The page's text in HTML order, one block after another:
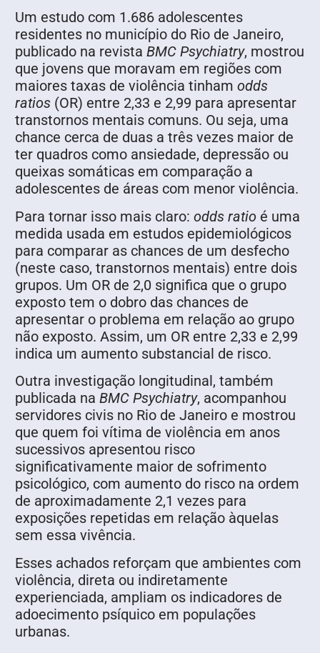
Um estudo com 1.686 adolescentes
residentes no município do Rio de Janeiro,
publicado na revista BMC Psychiatry, mostrou
que jovens que moravam em regiões com
maiores taxas de violência tinham odds
ratios (OR) entre 2,33 e 2,99 para apresentar
transtornos mentais comuns. Ou seja, uma
chance cerca de duas a três vezes maior de
ter quadros como ansiedade, depressão ou
queixas somáticas em comparação a
adolescentes de áreas com menor violência.
Para tornar isso mais claro: odds ratio é uma
medida usada em estudos epidemiológicos
para comparar as chances de um desfecho
(neste caso, transtornos mentais) entre dois
grupos. Um OR de 2,0 significa que o grupo
exposto tem o dobro das chances de
apresentar o problema em relação ao grupo
não exposto. Assim, um OR entre 2,33 e 2,99
indica um aumento substancial de risco.
Outra investigação longitudinal, também
publicada na BMC Psychiatry, acompanhou
servidores civis no Rio de Janeiro e mostrou
que quem foi vítima de violência em anos
sucessivos apresentou risco
significativamente maior de sofrimento
psicológico, com aumento do risco na ordem
de aproximadamente 2,1 vezes para
exposições repetidas em relação àquelas
sem essa vivência.
Esses achados reforçam que ambientes com
violência, direta ou indiretamente
experienciada, ampliam os indicadores de
adoecimento psíquico em populações
urbanas.